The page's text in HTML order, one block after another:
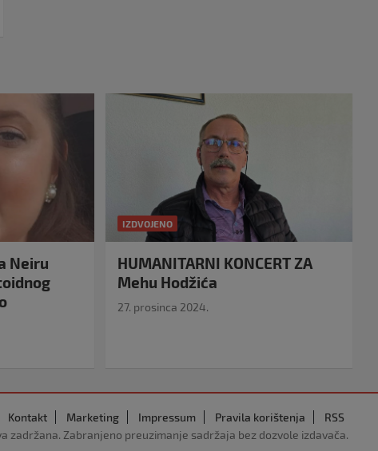
Neiru
IZDVOJENO
HUMANITARNI KONCERT ZA
Mehu Hodžića
27. prosinca 2024.
Kontakt Marketing Impressum Pravila korištenja
RSS
zadržana. Zabranjeno preuzimanje sadržaja bez dozvole izdavača.